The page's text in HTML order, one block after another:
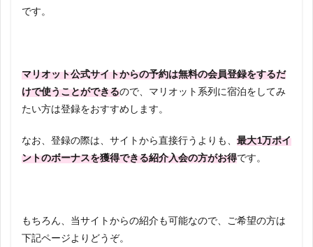
です。
マリオット公式サイトからの予約は無料の会員登録をするだ
けで使うことができるので、マリオット系列に宿泊をしてみ
たい方は登録をおすすめします。
なお、登録の際は、サイトから直接行うよりも、 最大1万ポイ
ントのボーナスを獲得できる紹介入会の方がお得です。
もちろん、当サイトからの紹介も可能なので、ご希望の方は
下記ページよりどうぞ。